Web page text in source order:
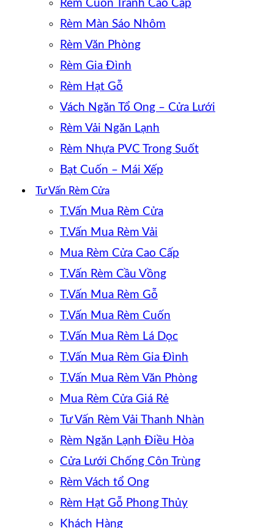
Rèm Cuốn Tranh Cao Cấp
Rèm Màn Sáo Nhôm
Rèm Văn Phòng
Rèm Gia Đình
Rèm Hạt Gỗ
Vách Ngăn Tổ Ong – Cửa Lưới
Rèm Vải Ngăn Lạnh
Rèm Nhựa PVC Trong Suốt
Bạt Cuốn – Mái Xếp
Tư Vấn Rèm Cửa
T.Vấn Mua Rèm Cửa
T.Vấn Mua Rèm Vải
Mua Rèm Cửa Cao Cấp
T.Vấn Rèm Cầu Vồng
T.Vấn Mua Rèm Gỗ
T.Vấn Mua Rèm Cuốn
T.Vấn Mua Rèm Lá Dọc
T.Vấn Mua Rèm Gia Đình
T.Vấn Mua Rèm Văn Phòng
Mua Rèm Cửa Giá Rẻ
Tư Vấn Rèm Vải Thanh Nhàn
Rèm Ngăn Lạnh Điều Hòa
Cửa Lưới Chống Côn Trùng
Rèm Vách tổ Ong
Rèm Hạt Gỗ Phong Thủy
Khách Hàng